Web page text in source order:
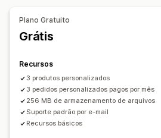
Plano Gratuito
Grátis
Recursos
3 produtos personalizados
3 pedidos personalizados pagos por mês
256 MB de armazenamento de arquivos
Suporte padrão por e-mail
Recursos básicos